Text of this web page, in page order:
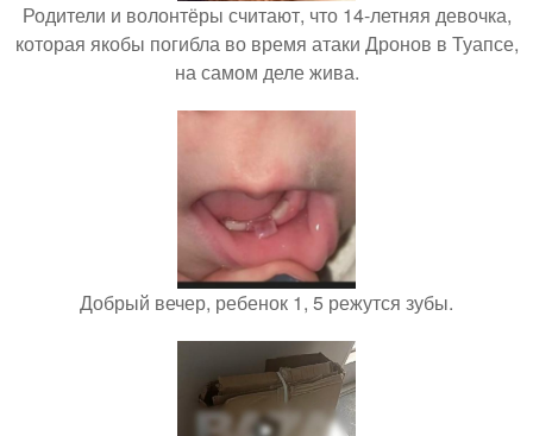
Родители и волонтёры считают, что 14-летняя девочка,
которая якобы погибла во время атаки Дронов в Туапсе,
на самом деле жива.
Добрый вечер, ребенок 1, 5 режутся зубы.